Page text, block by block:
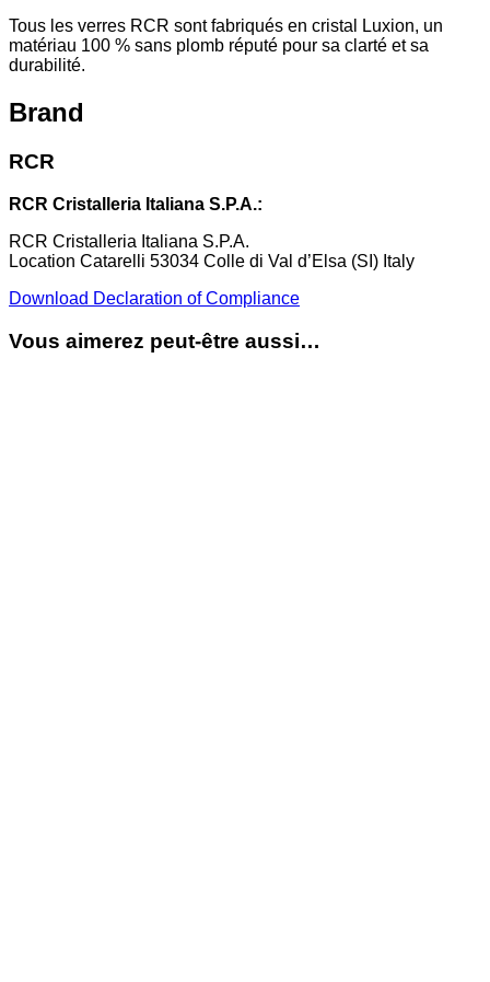
Tous les verres RCR sont fabriqués en cristal Luxion, un
matériau 100 % sans plomb réputé pour sa clarté et sa
durabilité.
Brand
RCR
RCR Cristalleria Italiana S.P.A.:
RCR Cristalleria Italiana S.P.A.
Location Catarelli 53034 Colle di Val d’Elsa (SI) Italy
Download Declaration of Compliance
Vous aimerez peut-être aussi…